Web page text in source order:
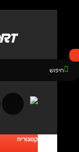
קטגוריה
נגישות